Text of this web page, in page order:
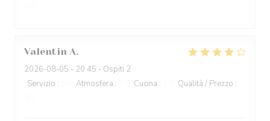
Valentin A
2026-08-05 - 20:45 - Ospiti 2
Servizio : Atmosfera : Cucina : Qualità / Prezzo :